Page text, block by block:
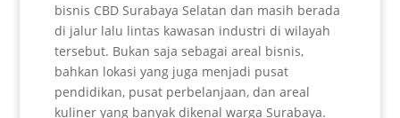
bisnis CBD Surabaya Selatan dan masih berada
di jalur lalu lintas kawasan industri di wilayah
tersebut. Bukan saja sebagai areal bisnis,
bahkan lokasi yang juga menjadi pusat
pendidikan, pusat perbelanjaan, dan areal
kuliner yang banyak dikenal warga Surabaya.